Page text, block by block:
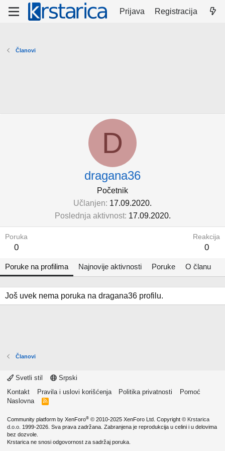
Prijava Registracija
Članovi
D
dragana36
Početnik
Učlanjen 17.09.2020.
Poslednja aktivnost 17.09.2020.
Poruka
0
Reakcija
0
Poruke na profilima Najnovije aktivnosti Poruke O članu
Još uvek nema poruka na dragana36 profilu.
Članovi
Svetli stil
Srpski
Kontakt
Pravila i uslovi korišćenja Politika privatnosti
Pomoć
Naslovna
R
Community platform by XenForo® © 2010-2025 XenForo Ltd. Copyright © Krstarica
d.o.o. 1999-2026. Sva prava zadržana. Zabranjena je reprodukcija u celini i u delovima
bez dozvole.
Krstarica ne snosi odgovornost za sadržaj poruka.